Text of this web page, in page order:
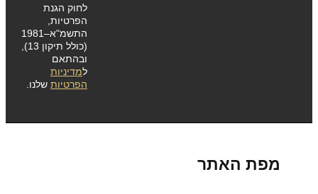
לחוק הגנת
הפרטיות,
התשמ"א–1981
(כולל תיקון 13),
ובהתאם
למדיניות
הפרטיות שלנו.
מפת האתר